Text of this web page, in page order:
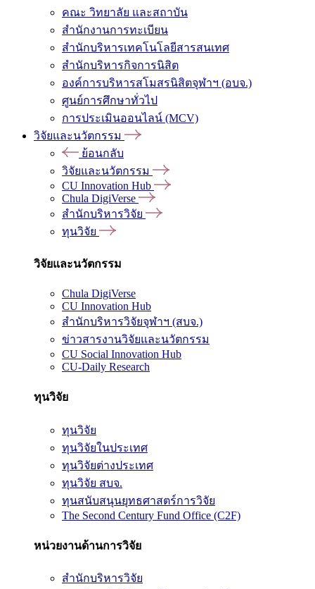
คณะ วิทยาลัย และสถาบัน
สำนักงานการทะเบียน
สำนักบริหารเทคโนโลยีสารสนเทศ
สำนักบริหารกิจการนิสิต
องค์การบริหารสโมสรนิสิตจุฬาฯ (อบจ.)
ศูนย์การศึกษาทั่วไป
การประเมินออนไลน์ (MCV)
วิจัยและนวัตกรรม
ย้อนกลับ
วิจัยและนวัตกรรม
CU Innovation Hub
Chula DigiVerse
สำนักบริหารวิจัย
ทุนวิจัย
วิจัยและนวัตกรรม
Chula DigiVerse
CU Innovation Hub
สำนักบริหารวิจัยจุฬาฯ (สบจ.)
ข่าวสารงานวิจัยและนวัตกรรม
CU Social Innovation Hub
CU-Daily Research
ทุนวิจัย
ทุนวิจัย
ทุนวิจัยในประเทศ
ทุนวิจัยต่างประเทศ
ทุนวิจัย สบจ.
ทุนสนับสนุนยุทธศาสตร์การวิจัย
The Second Century Fund Office (C2F)
หน่วยงานด้านการวิจัย
สำนักบริหารวิจัย